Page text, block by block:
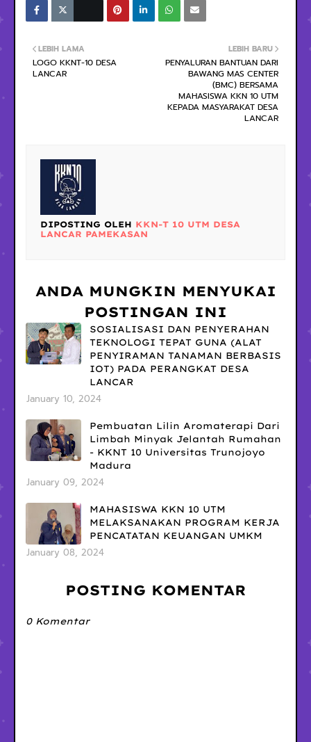
LEBIH BARU
PENYALURAN BANTUAN DARI
BAWANG MAS CENTER
(BMC) BERSAMA
MAHASISWA KKN 10 UTM
KEPADA MASYARAKAT DESA
LANCAR
LEBIH LAMA
LOGO KKNT-10 DESA
LANCAR
DIPOSTING OLEH KKN-T 10 UTM DESA
LANCAR PAMEKASAN
ANDA MUNGKIN MENYUKAI
POSTINGAN INI
SOSIALISASI DAN PENYERAHAN
TEKNOLOGI TEPAT GUNA (ALAT
PENYIRAMAN TANAMAN BERBASIS
IOT) PADA PERANGKAT DESA
LANCAR
January 10, 2024
Pembuatan Lilin Aromaterapi Dari
Limbah Minyak Jelantah Rumahan
- KKNT 10 Universitas Trunojoyo
Madura
January 09, 2024
MAHASISWA KKN 10 UTM
MELAKSANAKAN PROGRAM KERJA
PENCATATAN KEUANGAN UMKM
January 08, 2024
POSTING KOMENTAR
0 Komentar